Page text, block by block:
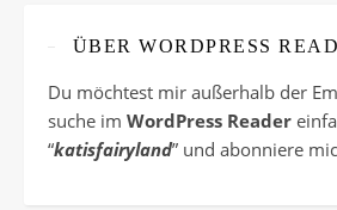
ÜBER WORDPRESS
Du möchtest mir außerhalb der
suche im WordPress Reader
“katisfairyland” und abonniere